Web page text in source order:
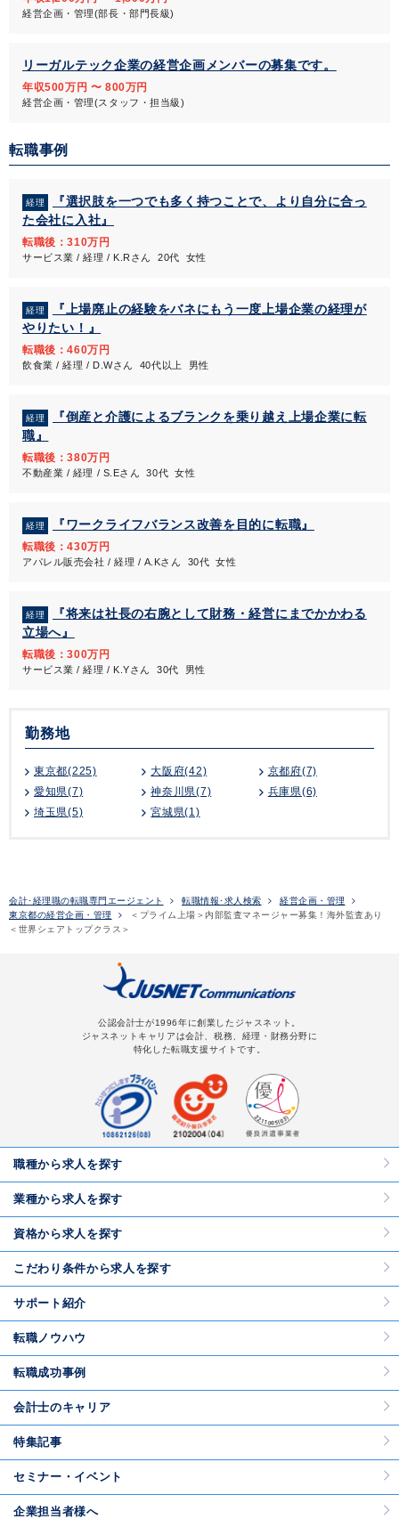
経営企画・管理(部長・部門長級)
リーガルテック企業の経営企画メンバーの募集です。
年収500万円 〜 800万円
経営企画・管理(スタッフ・担当級)
転職事例
経理
『選択肢を一つでも多く持つことで、より自分に合っ
た会社に入社』
転職後：310万円
サービス業 / 経理 / K.Rさん 20代 女性
経理
『上場廃止の経験をバネにもう一度上場企業の経理が
やりたい！』
転職後：460万円
飲食業 / 経理 / D.Wさん 40代以上 男性
経理
『倒産と介護によるブランクを乗り越え上場企業に転
職』
転職後：380万円
不動産業 / 経理 / S.Eさん 30代 女性
経理 『ワークライフバランス改善を目的に転職』
転職後：430万円
アパレル販売会社 / 経理 / A.Kさん 30代 女性
経理
『将来は社長の右腕として財務・経営にまでかかわる
立場へ』
転職後：300万円
サービス業 / 経理 / K.Yさん 30代 男性
勤務地
東京都(225) 大阪府(42)
京都府(7)
愛知県(7)
神奈川県(7)
兵庫県(6)
埼玉県(5)
宮城県(1)
会計･経理職の転職専門エージェント 転職情報･求人検索
経営企画・管理
東京都の経営企画・管理
＜プライム上場＞内部監査マネージャー募集！海外監査あり
＜世界シェアトップクラス＞
公認会計士が1996年に創業したジャスネット。
ジャスネットキャリアは会計、税務、経理・財務分野に
特化した転職支援サイトです。
職種から求人を探す
業種から求人を探す
資格から求人を探す
こだわり条件から求人を探す
サポート紹介
転職ノウハウ
転職成功事例
会計士のキャリア
特集記事
セミナー・イベント
企業担当者様へ